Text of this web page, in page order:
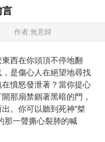
言
作者:無意歸
西在你頭頂不停地翻
是傷心人在絕望地尋找
憤怒發泄著？當你提心
那扇禁錮著黑暗的門，
。你可以聽到死神“桀
那一聲撕心裂肺的喊